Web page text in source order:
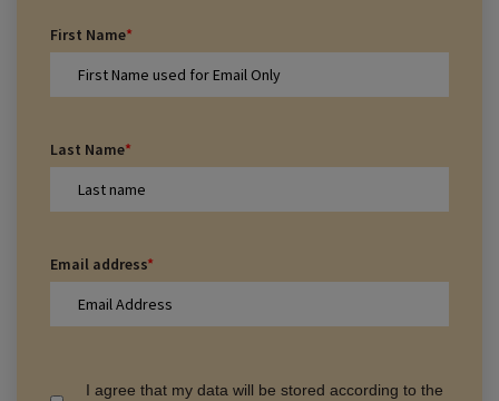
First Name*
Last Name*
Email address*
I agree that my data will be stored according to the